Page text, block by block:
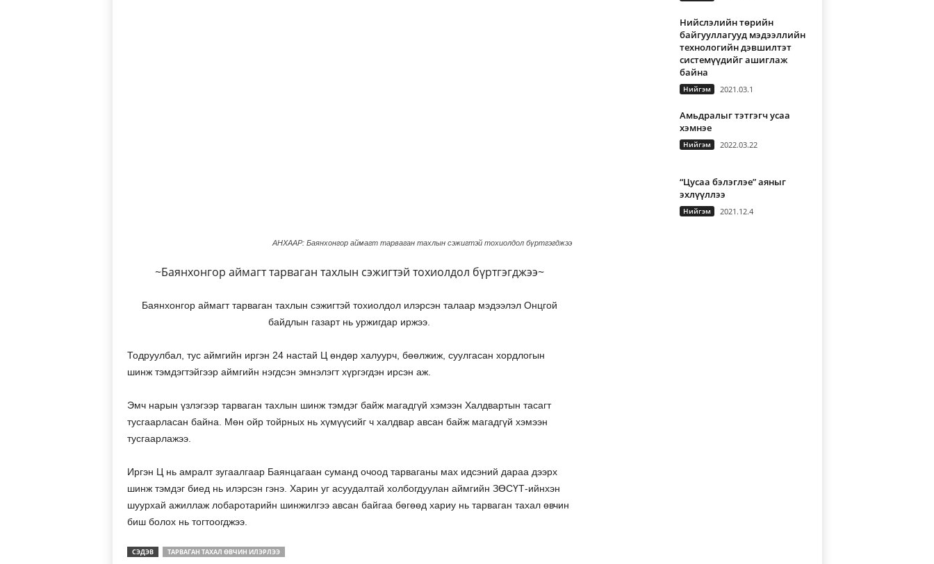
АНХААР: Баянхонгор аймагт тарваган тахлын сэжигтэй тохиолдол бүртгэгджээ
~Баянхонгор аймагт тарваган тахлын сэжигтэй тохиолдол бүртгэгджээ~
Баянхонгор аймагт тарваган тахлын сэжигтэй тохиолдол илэрсэн талаар мэдээлэл Онцгой
байдлын газарт нь уржигдар иржээ.
Тодруулбал, тус аймгийн иргэн 24 настай Ц өндөр халуурч, бөөлжиж, суулгасан хордлогын
шинж тэмдэгтэйгээр аймгийн нэгдсэн эмнэлэгт хүргэгдэн ирсэн аж.
Эмч нарын үзлэгээр тарваган тахлын шинж тэмдэг байж магадгүй хэмээн Халдвартын тасагт
тусгаарласан байна. Мөн ойр тойрных нь хүмүүсийг ч халдвар авсан байж магадгүй хэмээн
тусгаарлажээ.
Иргэн Ц нь амралт зугаалгаар Баянцагаан суманд очоод тарваганы мах идсэний дараа дээрх
шинж тэмдэг биед нь илэрсэн гэнэ. Харин уг асуудалтай холбогдуулан аймгийн ЗӨСҮТ-ийнхэн
шуурхай ажиллаж лобаротарийн шинжилгээ авсан байгаа бөгөөд хариу нь тарваган тахал өвчин
биш болох нь тогтоогджээ.
СЭДЭВ ТАРВАГАН ТАХАЛ ӨВЧИН ИЛЭРЛЭЭ
Нийслэлийн төрийн
байгууллагууд мэдээллийн
технологийн дэвшилтэт
системүүдийг ашиглаж
байна
Нийгэм 2021.03.1
Амьдралыг тэтгэгч усаа
хэмнэе
Нийгэм 2022.03.22
“Цусаа бэлэглэе” аяныг
эхлүүллээ
Нийгэм 2021.12.4